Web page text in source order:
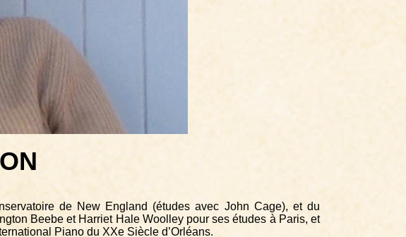
de New England (études avec John Cage), et du
Beebe et Harriet Hale Woolley pour ses études à Paris, et
Piano du XXe Siècle d’Orléans.